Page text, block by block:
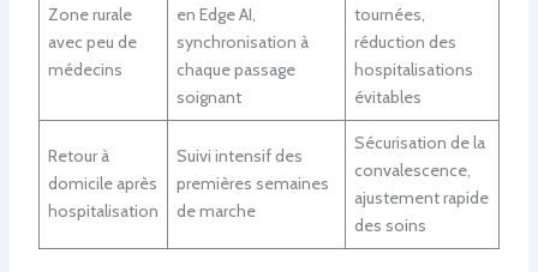
Zone rurale
avec peu de
médecins
en Edge AI,
synchronisation à
chaque passage
soignant
tournées,
réduction des
hospitalisations
évitables
Retour à
domicile après
hospitalisation
Suivi intensif des
premières semaines
de marche
Sécurisation de la
convalescence,
ajustement rapide
des soins